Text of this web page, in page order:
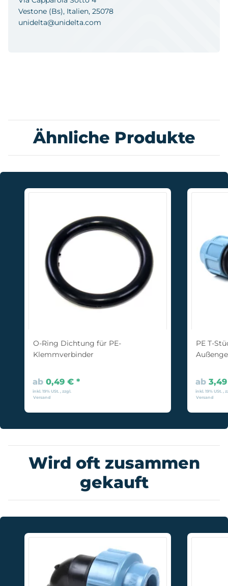
Vestone (Bs), Italien, 25078
unidelta@unidelta.com
Ähnliche Produkte
O-Ring Dichtung für PE-
Klemmverbinder
ab 0,49 € *
inkl. 19% USt. , zzgl.
Versand
PE T-
ab
inkl. 19% USt. ,
Versand
Wird oft zusammen
gekauft